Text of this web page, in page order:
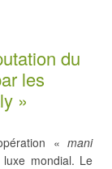
du
les
»
« mani
mondial. Le